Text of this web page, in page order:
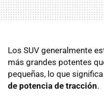
Los SUV generalmente
más grandes potentes
pequeñas, lo que
de potencia de tracción.